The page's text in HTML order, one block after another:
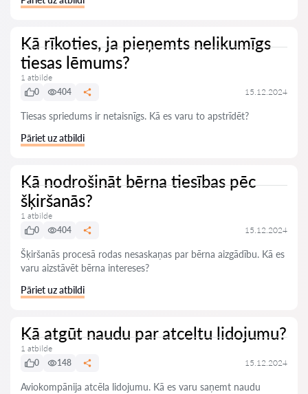
Kā rīkoties, ja pieņemts nelikumīgs
tiesas lēmums?
1 atbilde
0
404 15.12.2024
Tiesas spriedums ir netaisnīgs. Kā es varu to apstrīdēt?
Pāriet uz atbildi
Kā nodrošināt bērna tiesības pēc
šķiršanās?
1 atbilde
0
404 15.12.2024
Šķiršanās procesā rodas nesaskaņas par bērna aizgādību. Kā es
varu aizstāvēt bērna intereses?
Pāriet uz atbildi
Kā atgūt naudu par atceltu lidojumu?
1 atbilde
0
148 15.12.2024
Aviokompānija atcēla lidojumu. Kā es varu saņemt naudu